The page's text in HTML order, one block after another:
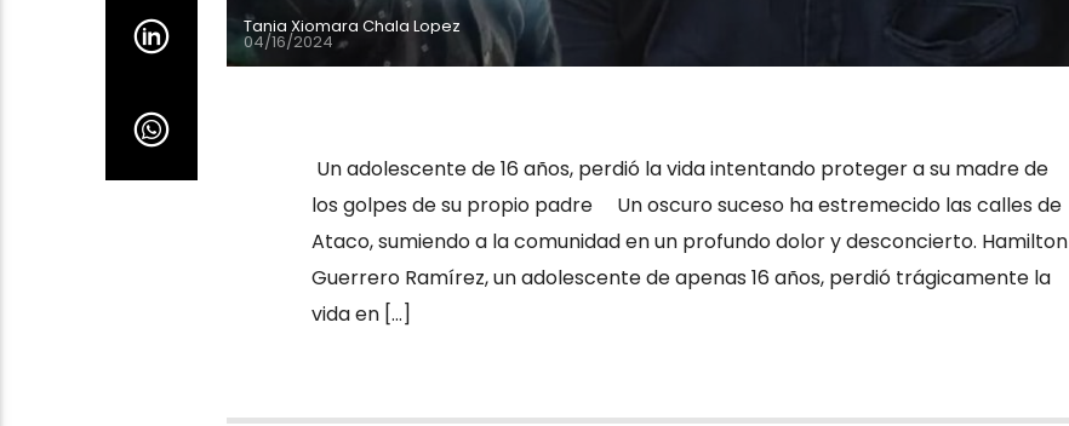
Tania Xiomara Chala Lopez
04/16/2024
Un adolescente de 16 años, perdió la vida intentando proteger a su madre de
los golpes de su propio padre Un oscuro suceso ha estremecido las calles de
Ataco, sumiendo a la comunidad en un profundo dolor y desconcierto. Hamilton
Guerrero Ramírez, un adolescente de apenas 16 años, perdió trágicamente la
vida en […]